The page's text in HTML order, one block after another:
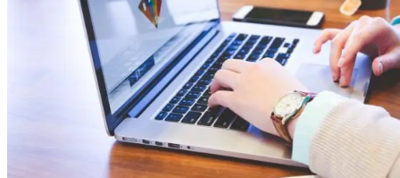
Tipy
Výlet
Turistika
Cyklistika
Hrady
Podujatia
Výstava
Galéria
Folklór
Ubytovanie
Pobyty